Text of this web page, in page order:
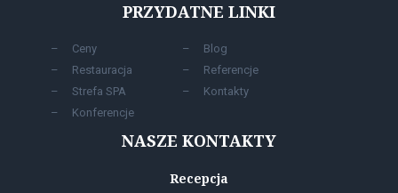
PRZYDATNE LINKI
Сeny
Restauracja
Strefa SPA
Konferencje
Blog
Referencje
Kontakty
NASZE KONTAKTY
Recepcja